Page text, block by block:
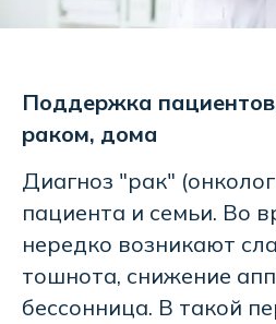
Поддержка
раком, дома
Диагноз "рак"
пациента и семьи. Во
нередко возникают
тошнота, снижение
бессонница. В такой